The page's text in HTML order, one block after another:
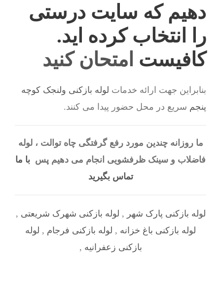
دهیم که سایت درستی
را انتخاب کرده اید.
کافیست امتحان کنید
بنابراین جهت ارائه خدمات لوله بازکنی ولنجک کوچه
پنجم سریع در محل حضور پیدا می کنند.
ما روزانه چندین مورد رفع گرفتگی چاه توالت ، لوله
فاضلاب و سینک ظرفشویی انجام می دهیم پس با ما
تماس بگیرید
لوله بازکنی پارک شهر , لوله بازکنی شهرک شریعتی ,
لوله بازکنی باغ خزانه , لوله بازکنی فرجام , لوله
بازکنی زعفرانیه ,